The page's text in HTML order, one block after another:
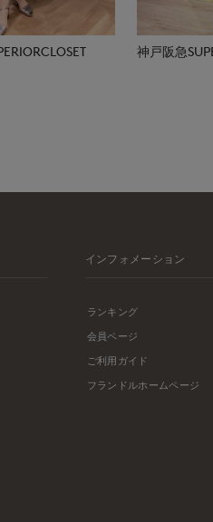
神戸阪急
インフォメーション
ランキング
会員ページ
ご利用ガイド
フランドルホームページ